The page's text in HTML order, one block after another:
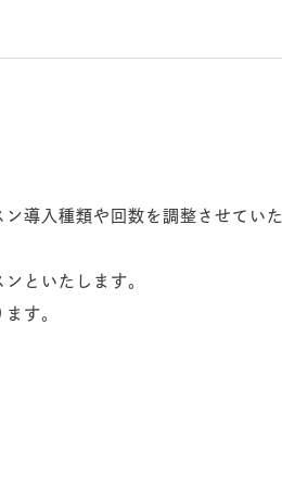
導入種類や回数を調整させていた
といたします。
す。